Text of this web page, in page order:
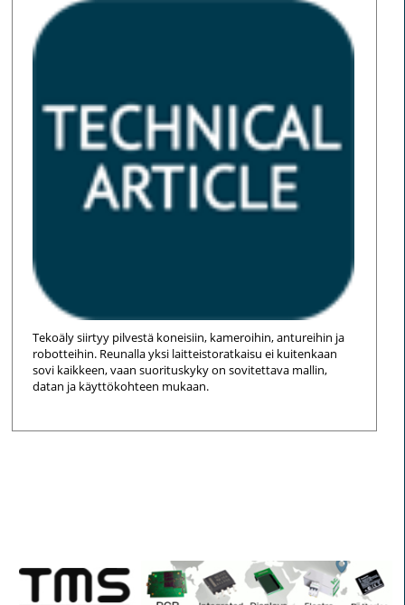
Tekoäly siirtyy pilvestä koneisiin, kameroihin, antureihin ja
robotteihin. Reunalla yksi laitteistoratkaisu ei kuitenkaan
sovi kaikkeen, vaan suorituskyky on sovitettava mallin,
datan ja käyttökohteen mukaan.